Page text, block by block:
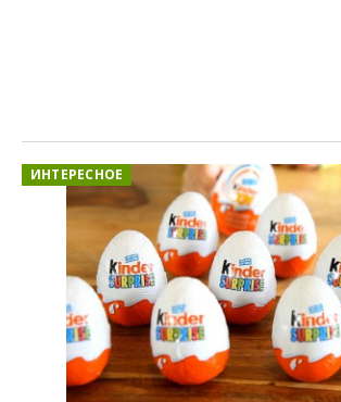
ИНТЕРЕСНОЕ